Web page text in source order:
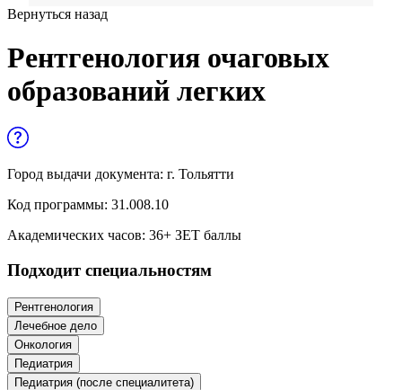
медицине
Образование и педагогические науки
Социология и социальная работа
и служащих
История и археология
Психологические науки
Техносферная безопасность и ОТ
Вернуться назад
Рентгенология очаговых
образований легких
Город выдачи документа: г. Тольятти
Код программы: 31.008.10
Академических часов: 36+ ЗЕТ баллы
Подходит специальностям
Рентгенология
Лечебное дело
Онкология
Педиатрия
Педиатрия (после специалитета)